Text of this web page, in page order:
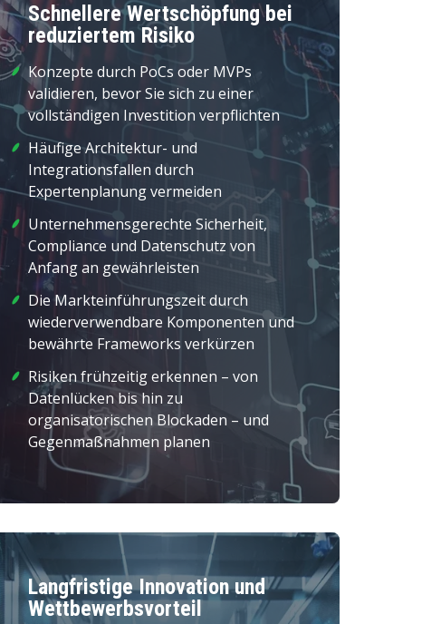
Schnellere Wertschöpfung bei
reduziertem Risiko
Konzepte durch PoCs oder MVPs
validieren, bevor Sie sich zu einer
vollständigen Investition verpflichten
Häufige Architektur- und
Integrationsfallen durch
Expertenplanung vermeiden
Unternehmensgerechte Sicherheit,
Compliance und Datenschutz von
Anfang an gewährleisten
Die Markteinführungszeit durch
wiederverwendbare Komponenten und
bewährte Frameworks verkürzen
Risiken frühzeitig erkennen – von
Datenlücken bis hin zu
organisatorischen Blockaden – und
Gegenmaßnahmen planen
Langfristige Innovation und
Wettbewerbsvorteil